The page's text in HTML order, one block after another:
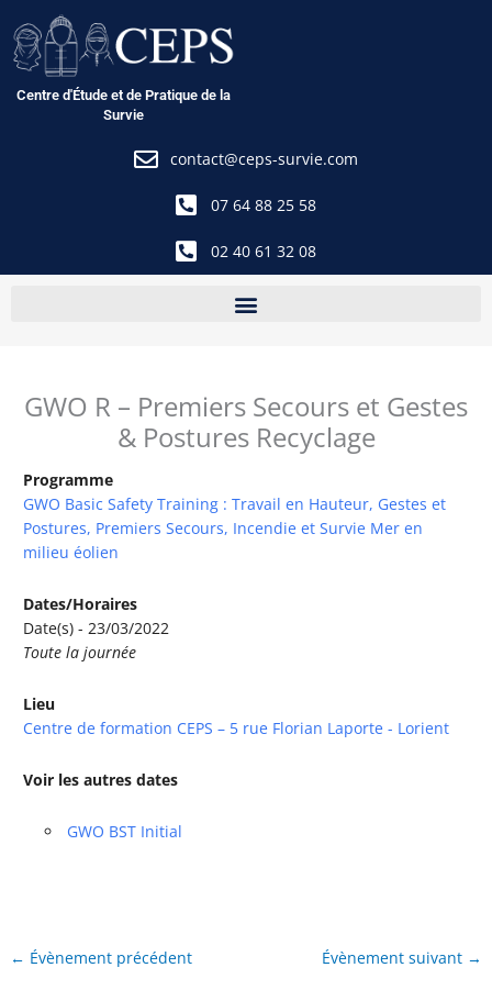
au
contenu
Centre d'Étude et de Pratique de la
Survie
contact@ceps-survie.com
07 64 88 25 58
02 40 61 32 08
GWO R – Premiers Secours et Gestes
& Postures Recyclage
Programme
GWO Basic Safety Training : Travail en Hauteur, Gestes et
Postures, Premiers Secours, Incendie et Survie Mer en
milieu éolien
Dates/Horaires
Date(s) - 23/03/2022
Toute la journée
Lieu
Centre de formation CEPS – 5 rue Florian Laporte - Lorient
Voir les autres dates
GWO BST Initial
← Évènement précédent Évènement suivant →